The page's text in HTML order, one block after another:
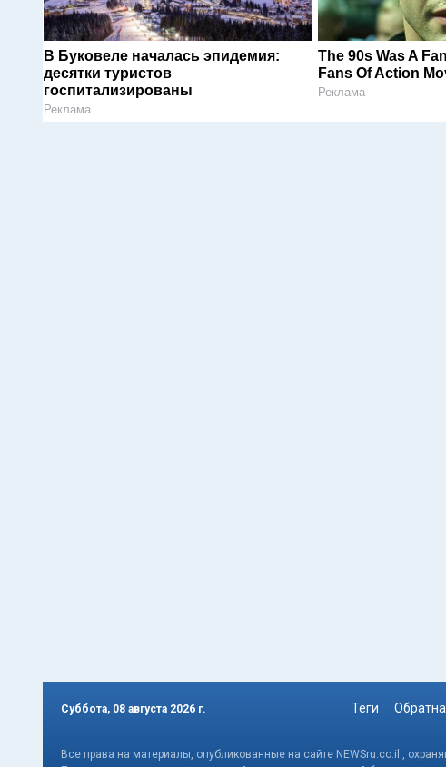
В Буковеле началась эпидемия:
десятки туристов
госпитализированы
Реклама
The 90s Was A
Fans Of Action
Реклама
Суббота, 08 августа 2026 г. Теги
Все права на материалы, опубликованные на сайте NEWSru.co.il ,